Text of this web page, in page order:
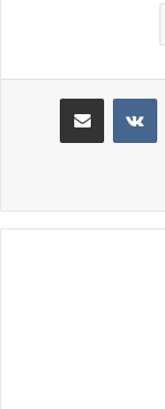
مشاركة عبر البريد